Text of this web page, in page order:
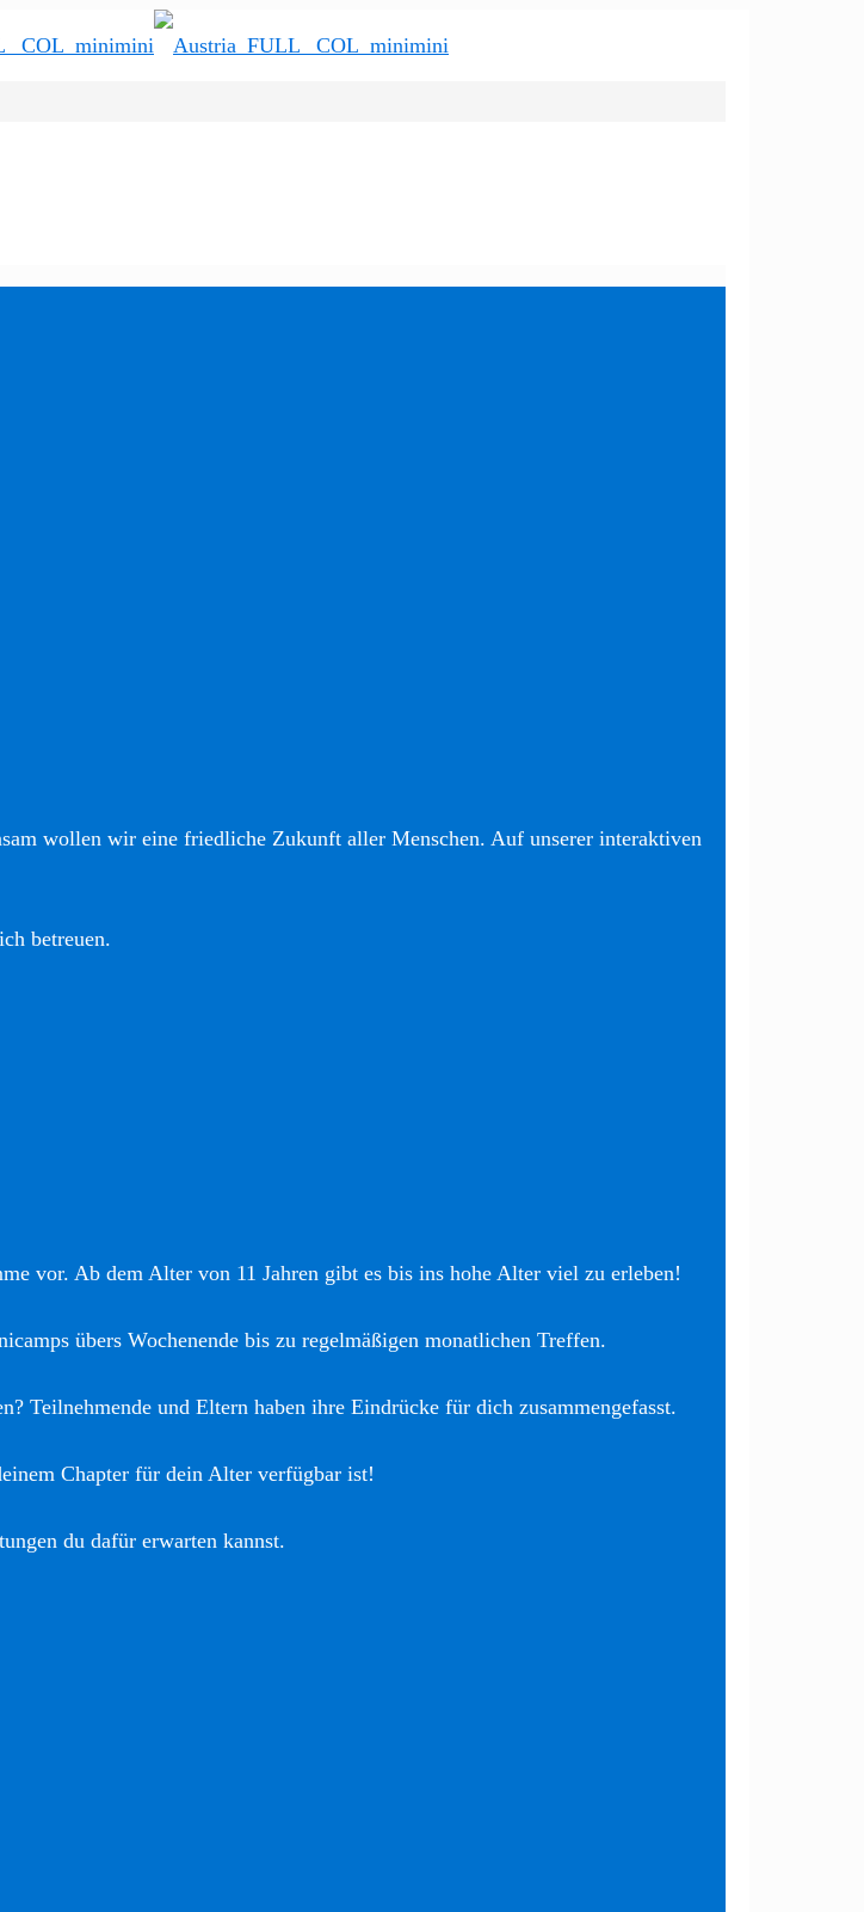
wollen wir eine friedliche Zukunft aller Menschen. Auf unserer interaktiven
betreuen.
vor. Ab dem Alter von 11 Jahren gibt es bis ins hohe Alter viel zu erleben!
übers Wochenende bis zu regelmäßigen monatlichen Treffen.
Teilnehmende und Eltern haben ihre Eindrücke für dich zusammengefasst.
Chapter für dein Alter verfügbar ist!
du dafür erwarten kannst.